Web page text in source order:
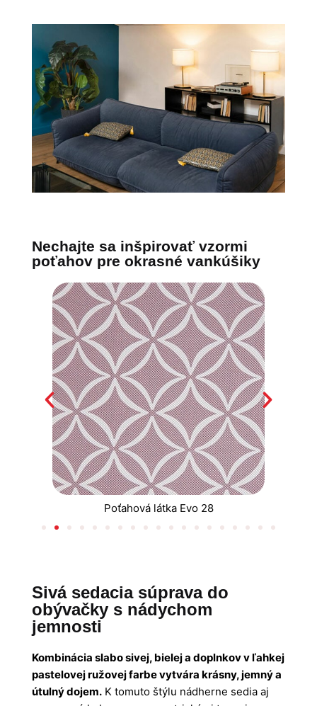
Nechajte sa inšpirovať vzormi
poťahov pre okrasné vankúšiky
Poťahová látka Evo 28
Sivá sedacia súprava do
obývačky s nádychom
jemnosti
Kombinácia slabo sivej, bielej a doplnkov v ľahkej
pastelovej ružovej farbe vytvára krásny, jemný a
útulný dojem. K tomuto štýlu nádherne sedia aj